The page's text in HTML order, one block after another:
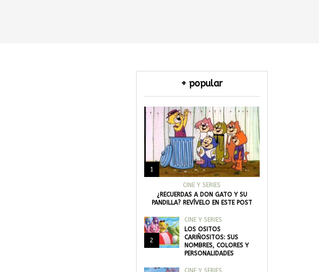
+ popular
1
CINE Y SERIES
¿RECUERDAS A DON GATO Y SU
PANDILLA? REVÍVELO EN ESTE POST
2
CINE Y SERIES
LOS OSITOS
CARIÑOSITOS: SUS
NOMBRES, COLORES Y
PERSONALIDADES
CINE Y SERIES